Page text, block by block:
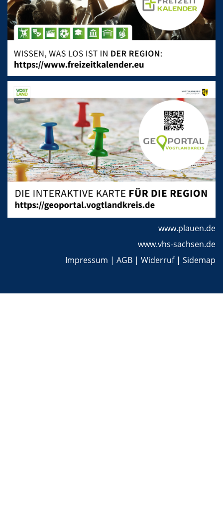
www.plauen.de
www.vhs-sachsen.de
Impressum | AGB | Widerruf| Sidemap